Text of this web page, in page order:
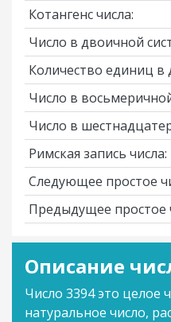
Котангенс числа:
Число в двоичной
Количество единиц в
Число в
Число в
Римская запись числа:
Следующее простое
Предыдущее простое
Описание
Число 3394 это целое
натуральное число,